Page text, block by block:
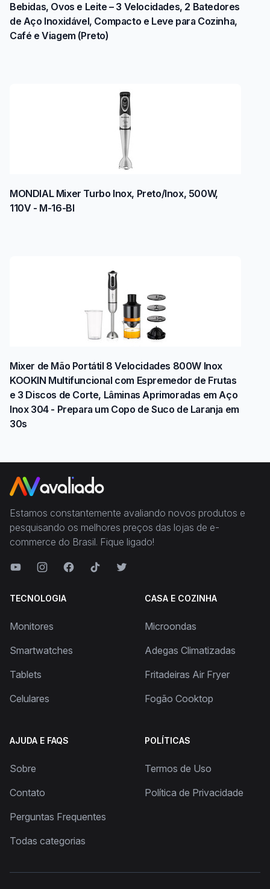
Bebidas, Ovos e Leite – 3 Velocidades, 2 Batedores
de Aço Inoxidável, Compacto e Leve para Cozinha,
Café e Viagem (Preto)
MONDIAL Mixer Turbo Inox, Preto/Inox, 500W,
110V - M-16-BI
Mixer de Mão Portátil 8 Velocidades 800W Inox
KOOKIN Multifuncional com Espremedor de Frutas
e 3 Discos de Corte, Lâminas Aprimoradas em Aço
Inox 304 - Prepara um Copo de Suco de Laranja em
30s
Estamos constantemente avaliando novos produtos e
pesquisando os melhores preços das lojas de e-
commerce do Brasil. Fique ligado!
TECNOLOGIA
Monitores
Smartwatches
Tablets
Celulares
CASA E COZINHA
Microondas
Adegas Climatizadas
Fritadeiras Air Fryer
Fogão Cooktop
AJUDA E FAQS
Sobre
Contato
Perguntas Frequentes
Todas categorias
POLÍTICAS
Termos de Uso
Política de Privacidade